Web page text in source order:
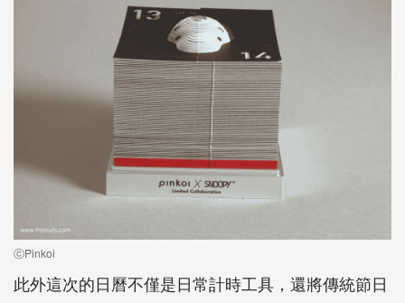
ⓒPinkoi
此外這次的日曆不僅是日常計時工具，還將傳統節日